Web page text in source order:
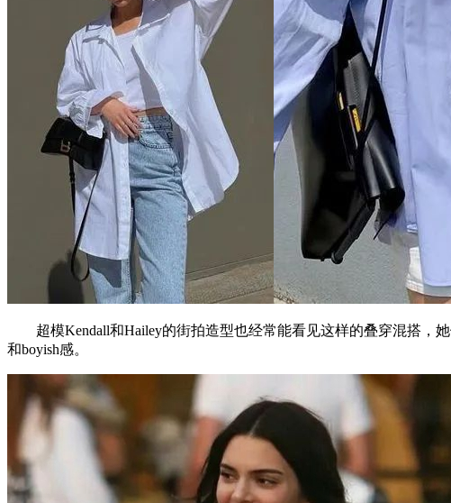
超模Kendall和Hailey的街拍造型也经常能看见这样的叠穿混搭，
和boyish感。